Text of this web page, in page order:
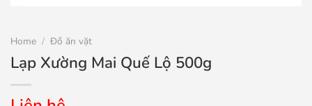
Home / Đồ ăn vặt
Lạp Xường Mai Quế Lộ 500g